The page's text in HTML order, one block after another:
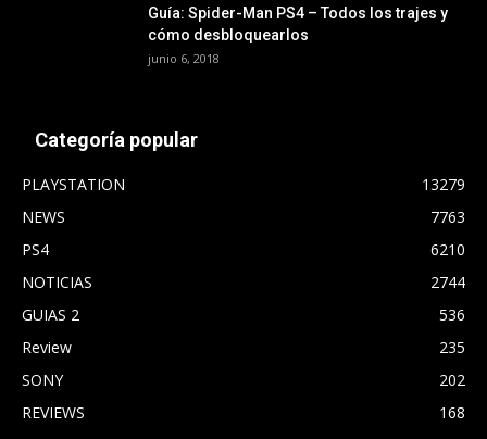
Guía: Spider-Man PS4 – Todos los trajes y
cómo desbloquearlos
junio 6, 2018
Categoría popular
PLAYSTATION
13279
NEWS
7763
PS4
6210
NOTICIAS
2744
GUIAS 2
536
Review
235
SONY
202
REVIEWS
168